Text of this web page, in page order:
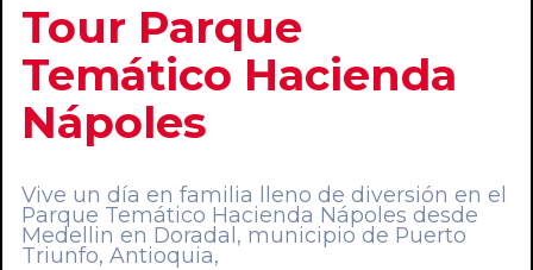
Tour Parque
Temático Hacienda
Nápoles
Vive un día en familia lleno de diversión en el
Parque Temático Hacienda Nápoles desde
Medellin en Doradal, municipio de Puerto
Triunfo, Antioquia,